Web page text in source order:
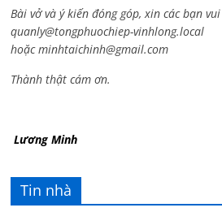
Bài vở và ý kiến đóng góp, xin các bạn
quanly@tongphuochiep-vinhlong.local
hoặcminhtaichinh@gmail.com
Thành thật cám ơn.
Lương Minh
Tin nhà